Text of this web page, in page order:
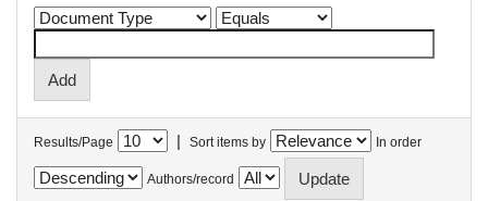
Results/Page | Sort items by In order
Authors/record